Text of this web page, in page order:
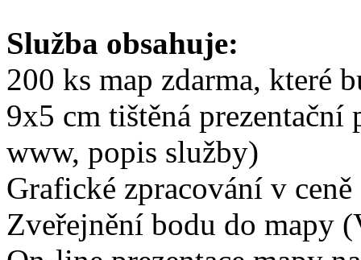
Služba obsahuje:
200 ks map zdarma, které
9x5 cm tištěná
www, popis služby)
Grafické zpracování v ceně
Zveřejnění bodu do mapy